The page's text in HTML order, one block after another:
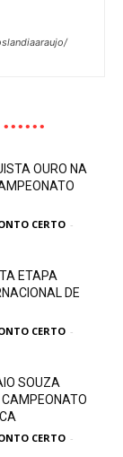
OURO NA
CERTO -
ETAPA
DE
CERTO -
SOUZA
CERTO -